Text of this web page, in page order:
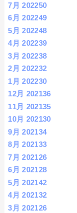
7月 202250
6月 202249
5月 202248
4月 202239
3月 202238
2月 202232
1月 202230
12月 202136
11月 202135
10月 202130
9月 202134
8月 202133
7月 202126
6月 202128
5月 202142
4月 202132
3月 202126